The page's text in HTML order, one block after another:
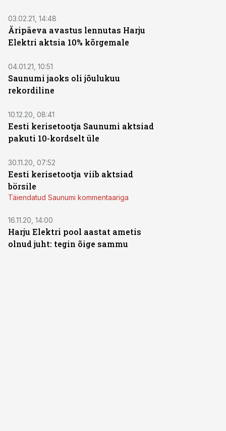
03.02.21, 14:48
Äripäeva avastus lennutas Harju
Elektri aktsia 10% kõrgemale
04.01.21, 10:51
Saunumi jaoks oli jõulukuu
rekordiline
10.12.20, 08:41
Eesti kerisetootja Saunumi aktsiad
pakuti 10-kordselt üle
30.11.20, 07:52
Eesti kerisetootja viib aktsiad
börsile
Täiendatud Saunumi kommentaariga
16.11.20, 14:00
Harju Elektri pool aastat ametis
olnud juht: tegin õige sammu